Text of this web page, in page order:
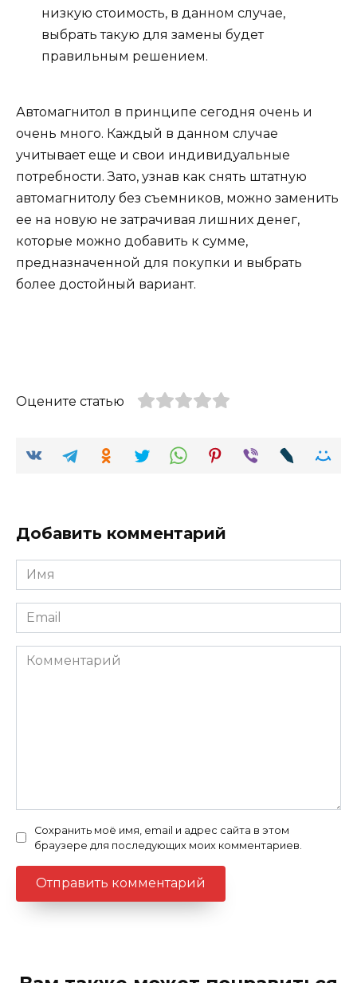
низкую стоимость, в данном случае,
выбрать такую для замены будет
правильным решением.
Автомагнитол в принципе сегодня очень и
очень много. Каждый в данном случае
учитывает еще и свои индивидуальные
потребности. Зато, узнав как снять штатную
автомагнитолу без съемников, можно заменить
ее на новую не затрачивая лишних денег,
которые можно добавить к сумме,
предназначенной для покупки и выбрать
более достойный вариант.
Оцените статью
Добавить комментарий
Имя
Email
Комментарий
Сохранить моё имя, email и адрес сайта в этом
браузере для последующих моих комментариев.